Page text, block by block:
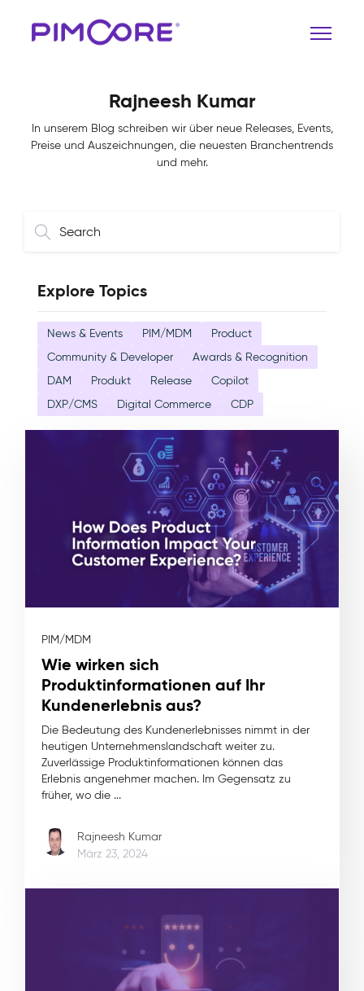
Rajneesh Kumar
In unserem Blog schreiben wir über neue Releases, Events,
Preise und Auszeichnungen, die neuesten Branchentrends
und mehr.
Explore Topics
News & Events PIM/MDM
Product
Community & Developer
Awards & Recognition
DAM
Produkt Release
Copilot
DXP/CMS
Digital Commerce CDP
PIM/MDM
Wie wirken sich
Produktinformationen auf Ihr
Kundenerlebnis aus?
Die Bedeutung des Kundenerlebnisses nimmt in der
heutigen Unternehmenslandschaft weiter zu.
Zuverlässige Produktinformationen können das
Erlebnis angenehmer machen. Im Gegensatz zu
früher, wo die ...
Rajneesh Kumar
März 23, 2024